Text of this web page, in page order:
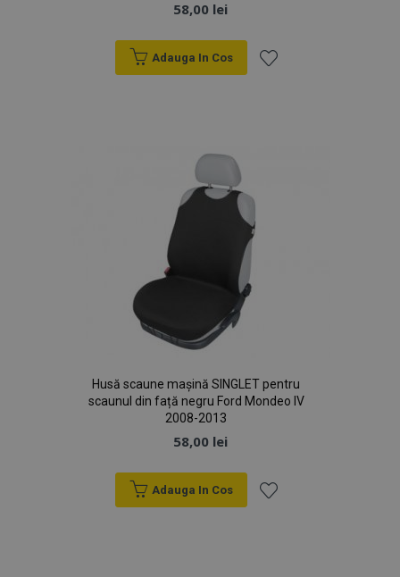
58,00 lei
Adauga In Cos
Husă scaune mașină SINGLET pentru
scaunul din față negru Ford Mondeo IV
2008-2013
58,00 lei
Adauga In Cos